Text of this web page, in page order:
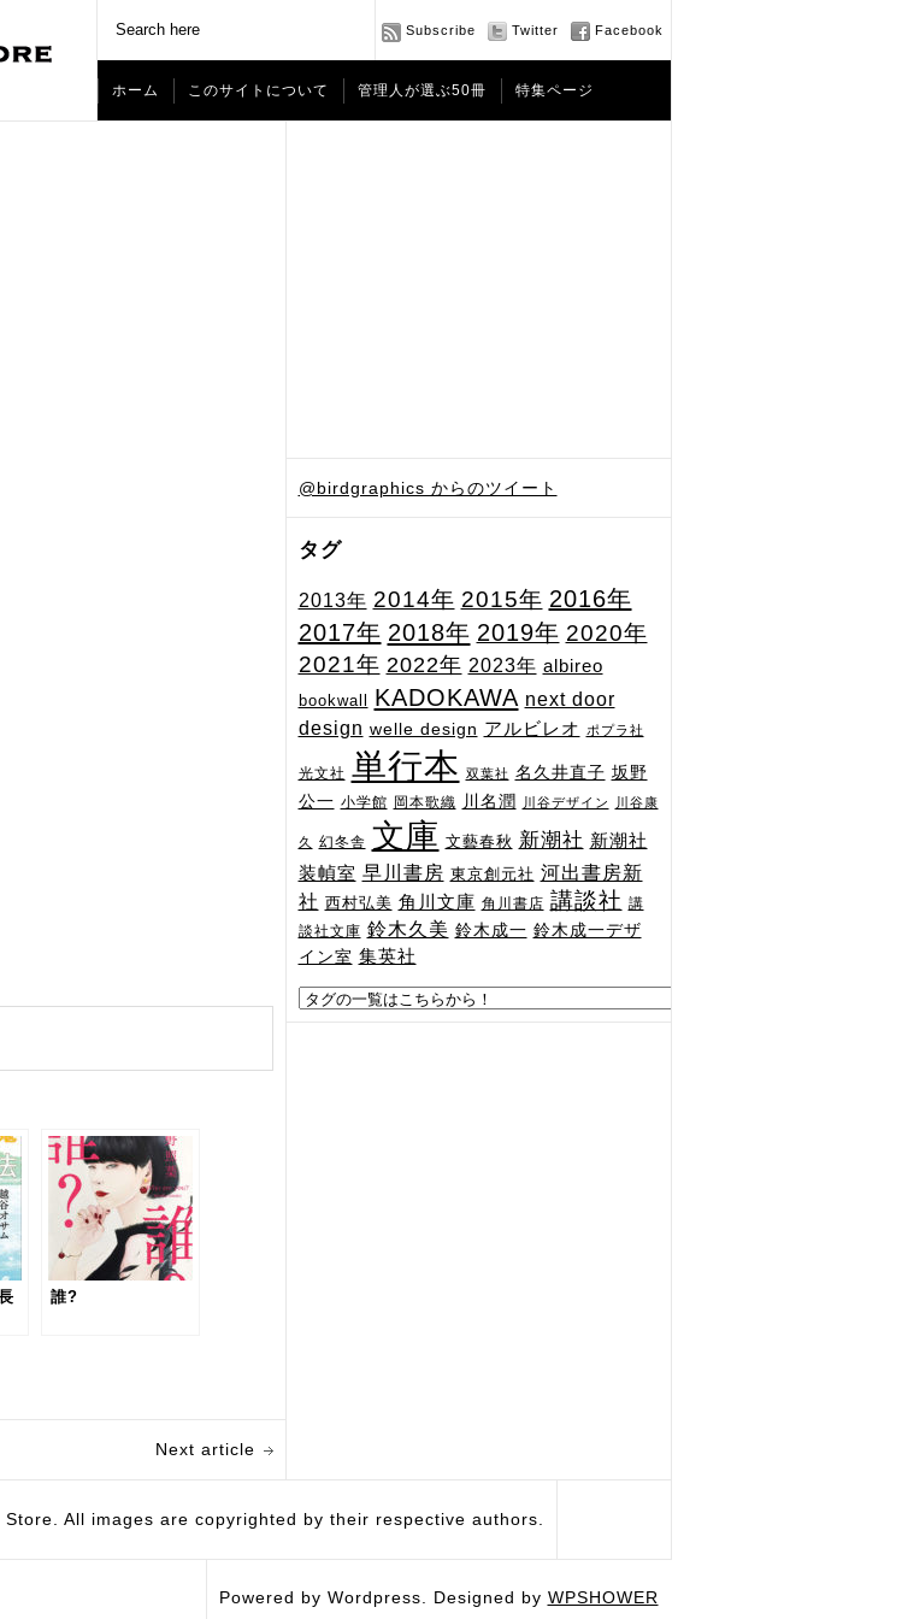
Subscribe Twitter Facebook
ホーム このサイトについて 管理人が選ぶ50冊 特集ページ
@birdgraphics からのツイート
タグ
2013年 2014年 2015年 2016年
2017年 2018年 2019年 2020年
2021年 2022年 2023年 albireo
bookwall KADOKAWA next door
design welle design アルビレオ ポプラ社
光文社 単行本 双葉社 名久井直子 坂野
公一 小学館 岡本歌織 川名潤 川谷デザイン 川谷康
久 幻冬舎 文庫 文藝春秋 新潮社 新潮社
装幀室 早川書房 東京創元社 河出書房新
社 西村弘美 角川文庫 角川書店 講談社 講
談社文庫 鈴木久美 鈴木成一 鈴木成一デザ
イン室 集英社
誰?
Next article
All images are copyrighted by their respective authors.
Powered by Wordpress. Designed by WPSHOWER